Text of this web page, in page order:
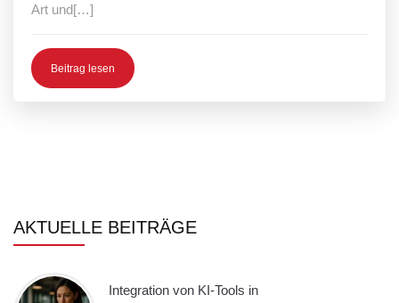
Art und[…]
Beitrag lesen
AKTUELLE BEITRÄGE
Integration von KI-Tools in